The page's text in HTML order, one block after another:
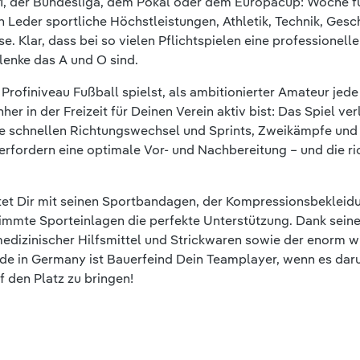
Leder sportliche Höchstleistungen, Athletik, Technik,
Klar, dass bei so vielen Pflichtspielen eine
das A und O sind.
Fußball spielst, als ambitionierter Amateur
in der Freizeit für Deinen Verein aktiv bist: Das Spiel
schnellen Richtungswechsel und Sprints, Zweikämpfe
eine optimale Vor- und Nachbereitung – und die
Dir mit seinen Sportbandagen, der
Sporteinlagen die perfekte Unterstützung. Dank
Hilfsmittel und Strickwaren sowie der enorm
in Germany ist Bauerfeind Dein Teamplayer, wenn es
den Platz zu bringen!